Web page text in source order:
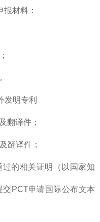
材料：
发明专利
翻译件；
翻译件；
的相关证明（以国家知
PCT申请国际公布文本